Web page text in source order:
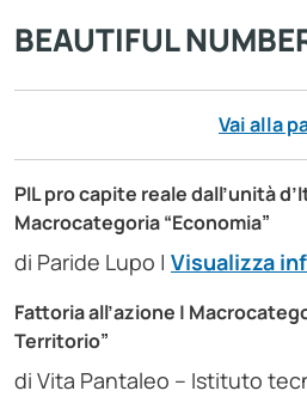
BEAUTIFUL
Vai alla
PIL pro capite reale dall’unità
Macrocategoria “Economia”
di Paride Lupo | Visualizza
Fattoria all’azione |
Territorio”
di Vita Pantaleo – Istituto